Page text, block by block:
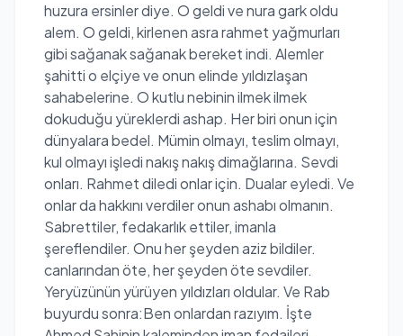
huzura ersinler diye. O geldi ve nura gark oldu
alem. O geldi, kirlenen asra rahmet yağmurları
gibi sağanak sağanak bereket indi. Alemler
şahitti o elçiye ve onun elinde yıldızlaşan
sahabelerine. O kutlu nebinin ilmek ilmek
dokuduğu yüreklerdi ashap. Her biri onun için
dünyalara bedel. Mümin olmayı, teslim olmayı,
kul olmayı işledi nakış nakış dimağlarına. Sevdi
onları. Rahmet diledi onlar için. Dualar eyledi. Ve
onlar da hakkını verdiler onun ashabı olmanın.
Sabrettiler, fedakarlık ettiler, imanla
şereflendiler. Onu her şeyden aziz bildiler.
canlarından öte, her şeyden öte sevdiler.
Yeryüzünün yürüyen yıldızları oldular. Ve Rab
buyurdu sonra:Ben onlardan razıyım. İşte